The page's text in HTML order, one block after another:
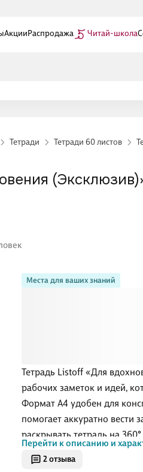
АкцииРаспродажа Читай-школа
Тетради Тетради 60 листов
2 отзыва
Места для ваших знаний
Тетрадь Listoff «Для
рабочих заметок и идей,
Формат А4 удобен для
помогает аккуратно вести
раскрывать тетрадь на
странице. Двойная
столе, а офсетная бумага
Перейти к описанию и